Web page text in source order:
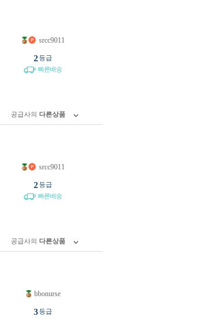
srcc9011
2등급
빠른배송
공급사의 다른상품
srcc9011
2등급
빠른배송
공급사의 다른상품
bbonurse
3등급